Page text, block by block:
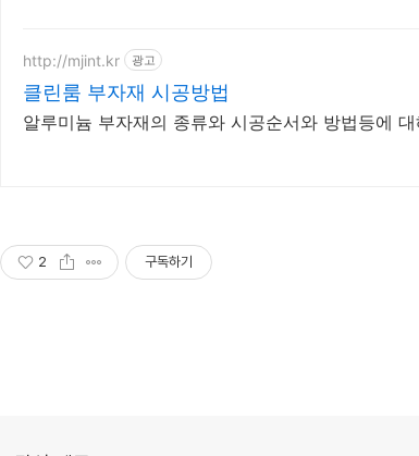
http://mjint.kr 광고
클린룸 부자재 시공방법
알루미늄 부자재의 종류와 시공순서와 방법등에
2 구독하기